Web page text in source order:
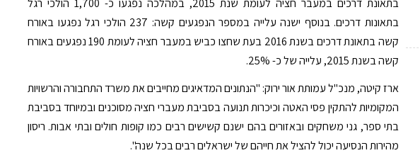
בתאונת דרכים במעבר חציה לעומת שנת 2015, במהלכה נפגעו כ- 1,700 הולכי רגל
בתאונות דרכים. בנוסף ישנה עלייה במספר הנפגעים קשה: 237 הולכי רגל נפגעו באורח
קשה בתאונת דרכים בשנת 2016 בעת שחצו כביש במעבר חציה לעומת 190 נפגעים באורח
קשה בשנת 2015, עלייה של כ- 25%.
ארז קיטה, מנכ"ל עמותת אור ירוק: "הנתונים המדאיגים מחייבים את משרד התחבורה והרשויות
המקומיות להתקין פסי האטה וכיכרות תנועה בסביבת מעברי חציה מסוכנים ובמיוחד בסביבת
בתי ספר, גני משחקים ובאזורים בהם ישנם קשישים רבים כמו קופות חולים ובתי אבות. ריסון
מהירות הנסיעה יכול להציל את חייהם של ישראלים רבים בכל שנה".